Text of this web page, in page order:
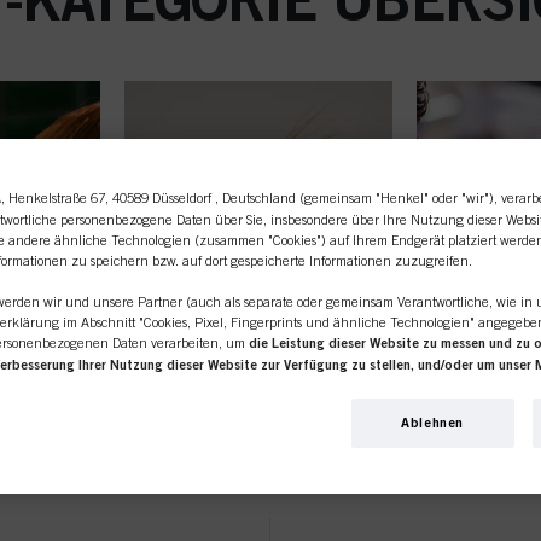
STYLING
, Henkelstraße 67, 40589 Düsseldorf , Deutschland (gemeinsam "Henkel" oder "wir"),
personenbezogene Daten über Sie, insbesondere über Ihre Nutzung dieser
andere ähnliche Technologien (zusammen "Cookies") auf Ihrem Endgerät platziert
zu speichern bzw. auf dort gespeicherte Informationen zuzugreifen.
wir und unsere Partner (auch als separate oder gemeinsam Verantwortliche, wie in
im Abschnitt "Cookies, Pixel, Fingerprints und ähnliche Technologien"
Daten verarbeiten, um die Leistung dieser Website zu messen und zu
Ihrer Nutzung dieser Website zur Verfügung zu stellen, und/oder um unser
pflegen und individuelle Profile über Sie erstellen, die mit Daten angereichert
Ablehnen